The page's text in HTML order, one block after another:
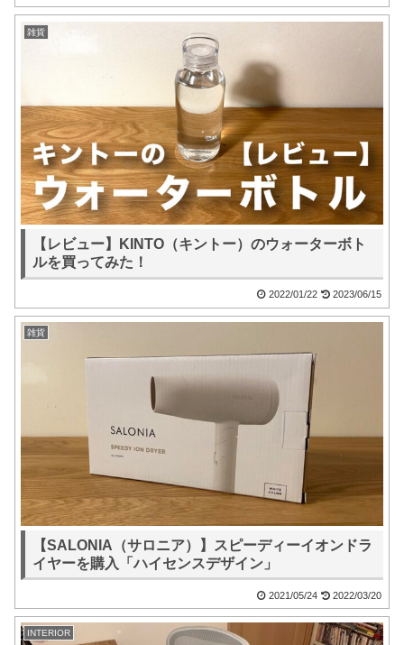
雑貨
【レビュー】KINTO（キントー）のウォーターボト
ルを買ってみた！
2022/01/22 2023/06/15
雑貨
【SALONIA（サロニア）】スピーディーイオンドラ
イヤーを購入「ハイセンスデザイン」
2021/05/24 2022/03/20
INTERIOR